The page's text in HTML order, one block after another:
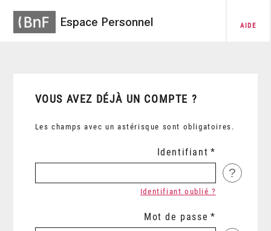
Espace Personnel AIDE
VOUS AVEZ DÉJÀ UN COMPTE ?
Les champs avec un astérisque sont obligatoires.
Identifiant
?
Identifiant oublié ?
Mot de passe